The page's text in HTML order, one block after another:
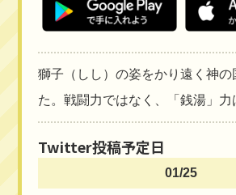
獅子（しし）の姿をかり遠く神の
た。戦闘力ではなく、「銭湯」力
Twitter投稿予定日
01/25